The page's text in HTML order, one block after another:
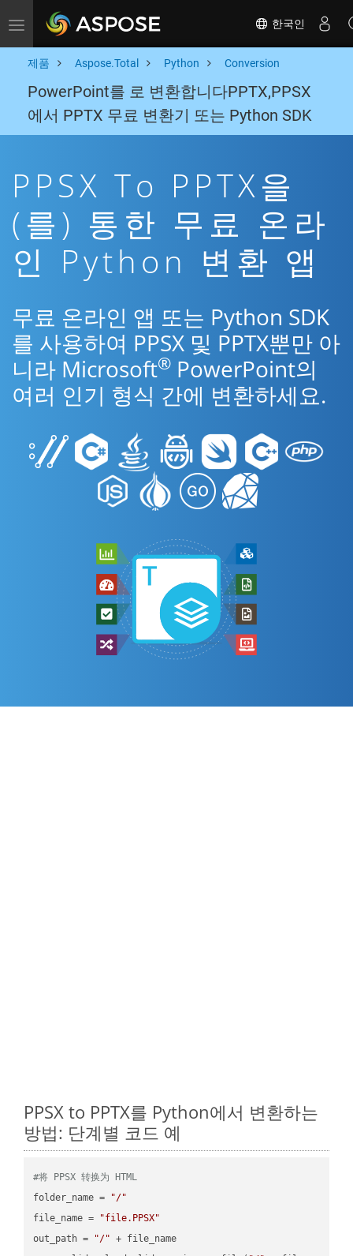
Toggle navigation 한국인
제품 Aspose.Total Python Conversion
PowerPoint를 로 변환합니다PPTX,PPSX
에서 PPTX 무료 변환기 또는 Python SDK
PPSX To PPTX을
(를) 통한 무료 온라
인 Python 변환 앱
무료 온라인 앱 또는 Python SDK
를 사용하여 PPSX 및 PPTX뿐만 아
니라 Microsoft® PowerPoint의
여러 인기 형식 간에 변환하세요.
PPSX to PPTX를 Python에서 변환하는
방법: 단계별 코드 예
#将 PPSX 转换为 HTML
folder_name =
"/"
file_name =
"file.PPSX"
out_path =
"/" + file_name